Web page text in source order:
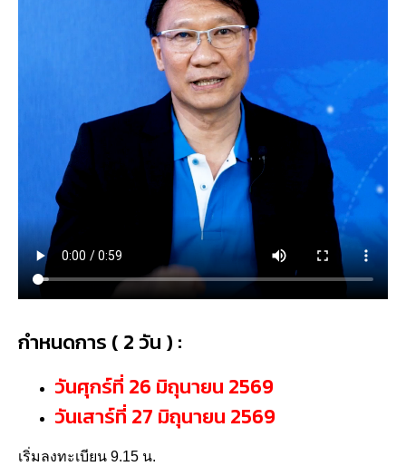
กำหนดการ ( 2 วัน ) :
วันศุกร์ที่ 26 มิถุนายน 2569
วันเสาร์ที่ 27 มิถุนายน 2569
เริ่มลงทะเบียน 9.15 น.